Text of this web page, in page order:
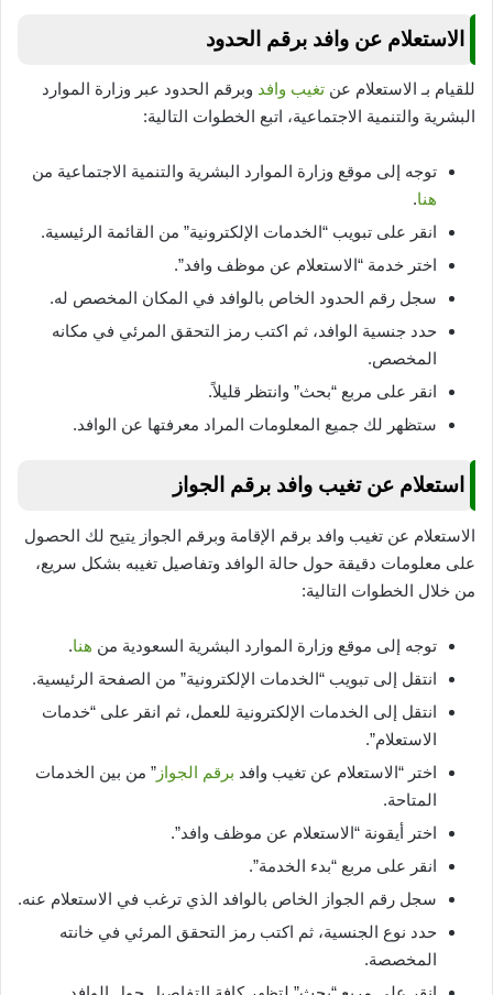
الاستعلام عن وافد برقم الحدود
للقيام بـ الاستعلام عن تغيب وافد وبرقم الحدود عبر وزارة الموارد
البشرية والتنمية الاجتماعية، اتبع الخطوات التالية:
توجه إلى موقع وزارة الموارد البشرية والتنمية الاجتماعية من
هنا.
انقر على تبويب “الخدمات الإلكترونية” من القائمة الرئيسية.
اختر خدمة “الاستعلام عن موظف وافد”.
سجل رقم الحدود الخاص بالوافد في المكان المخصص له.
حدد جنسية الوافد، ثم اكتب رمز التحقق المرئي في مكانه
المخصص.
انقر على مربع “بحث” وانتظر قليلاً.
ستظهر لك جميع المعلومات المراد معرفتها عن الوافد.
استعلام عن تغيب وافد برقم الجواز
الاستعلام عن تغيب وافد برقم الإقامة وبرقم الجواز يتيح لك الحصول
على معلومات دقيقة حول حالة الوافد وتفاصيل تغيبه بشكل سريع،
من خلال الخطوات التالية:
توجه إلى موقع وزارة الموارد البشرية السعودية من هنا.
انتقل إلى تبويب “الخدمات الإلكترونية” من الصفحة الرئيسية.
انتقل إلى الخدمات الإلكترونية للعمل، ثم انقر على “خدمات
الاستعلام”.
اختر “الاستعلام عن تغيب وافد برقم الجواز ” من بين الخدمات
المتاحة.
اختر أيقونة “الاستعلام عن موظف وافد”.
انقر على مربع “بدء الخدمة”.
سجل رقم الجواز الخاص بالوافد الذي ترغب في الاستعلام عنه.
حدد نوع الجنسية، ثم اكتب رمز التحقق المرئي في خانته
المخصصة.